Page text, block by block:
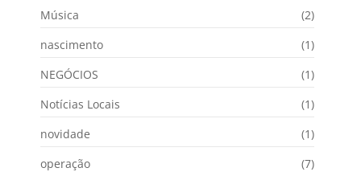
Música
(2)
nascimento
(1)
NEGÓCIOS
(1)
Notícias Locais
(1)
novidade
(1)
operação
(7)